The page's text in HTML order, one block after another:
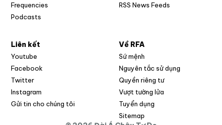
Frequencies
Podcasts
RSS News Feeds
Liên kết
Youtube
Facebook
Twitter
Instagram
Gửi tin cho chúng tôi
Về RFA
Sứ mệnh
Nguyên tắc sử dụng
Quyền riêng tư
Vượt tường lửa
Tuyển dụng
Sitemap